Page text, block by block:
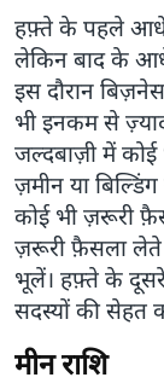
हफ़्ते के पहले आधे
लेकिन बाद के आधे
इस दौरान
भी इनकम से
जल्दबाज़ी में
ज़मीन या
कोई भी ज़रूरी
ज़रूरी फ़ैसला
भूलें। हफ़्ते के
सदस्यों की सेहत
मीन राशि